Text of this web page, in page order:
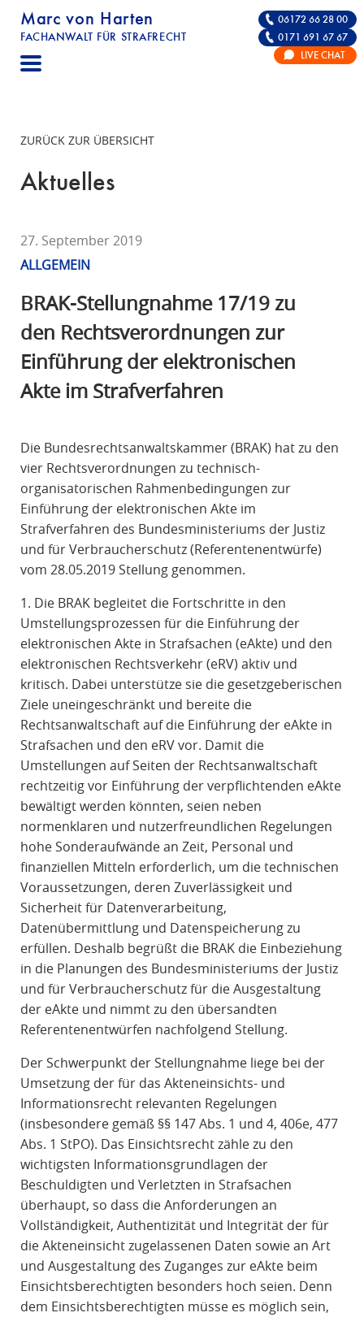
Marc von Harten
FACHANWALT FÜR STRAFRECHT
STRAFRECHT | RECHTSANWALT FÜR DIE
06172 66 28 00
0171 691 67 67
LIVE CHAT
ZURÜCK ZUR ÜBERSICHT
Aktuelles
27. September 2019
ALLGEMEIN
BRAK-Stellungnahme 17/19 zu
den Rechtsverordnungen zur
Einführung der elektronischen
Akte im Strafverfahren
Die Bundesrechtsanwaltskammer (BRAK) hat zu den
vier Rechtsverordnungen zu technisch-
organisatorischen Rahmenbedingungen zur
Einführung der elektronischen Akte im
Strafverfahren des Bundesministeriums der Justiz
und für Verbraucherschutz (Referentenentwürfe)
vom 28.05.2019 Stellung genommen.
1. Die BRAK begleitet die Fortschritte in den
Umstellungsprozessen für die Einführung der
elektronischen Akte in Strafsachen (eAkte) und den
elektronischen Rechtsverkehr (eRV) aktiv und
kritisch. Dabei unterstütze sie die gesetzgeberischen
Ziele uneingeschränkt und bereite die
Rechtsanwaltschaft auf die Einführung der eAkte in
Strafsachen und den eRV vor. Damit die
Umstellungen auf Seiten der Rechtsanwaltschaft
rechtzeitig vor Einführung der verpflichtenden eAkte
bewältigt werden könnten, seien neben
normenklaren und nutzerfreundlichen Regelungen
hohe Sonderaufwände an Zeit, Personal und
finanziellen Mitteln erforderlich, um die technischen
Voraussetzungen, deren Zuverlässigkeit und
Sicherheit für Datenverarbeitung,
Datenübermittlung und Datenspeicherung zu
erfüllen. Deshalb begrüßt die BRAK die Einbeziehung
in die Planungen des Bundesministeriums der Justiz
und für Verbraucherschutz für die Ausgestaltung
der eAkte und nimmt zu den übersandten
Referentenentwürfen nachfolgend Stellung.
Der Schwerpunkt der Stellungnahme liege bei der
Umsetzung der für das Akteneinsichts- und
Informationsrecht relevanten Regelungen
(insbesondere gemäß §§ 147 Abs. 1 und 4, 406e, 477
Abs. 1 StPO). Das Einsichtsrecht zähle zu den
wichtigsten Informationsgrundlagen der
Beschuldigten und Verletzten in Strafsachen
überhaupt, so dass die Anforderungen an
Vollständigkeit, Authentizität und Integrität der für
die Akteneinsicht zugelassenen Daten sowie an Art
und Ausgestaltung des Zuganges zur eAkte beim
Einsichtsberechtigten besonders hoch seien. Denn
dem Einsichtsberechtigten müsse es möglich sein,